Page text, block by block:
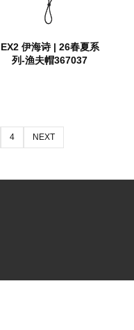
EX2 伊海诗 | 26春夏系
列-渔夫帽367037
4 NEXT